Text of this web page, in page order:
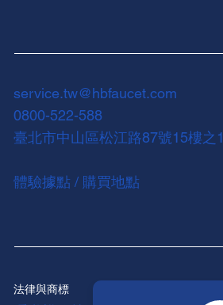
service.tw@hbfaucet.com
0800-522-588
臺北市中山區松江路87號15樓之1
體驗據點 / 購買地點
法律與商標